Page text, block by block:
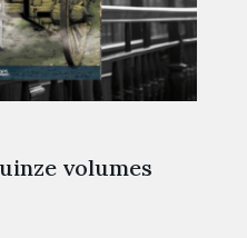
volumes